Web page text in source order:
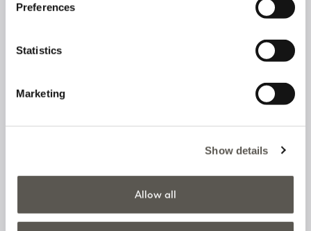
Preferences
Statistics
Marketing
Show details
Allow all
zur Verarbeitung